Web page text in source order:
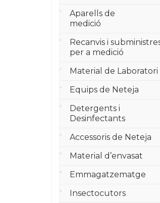
Aparells de
medició
Recanvis i
per a medició
Material de Laboratori
Equips de Neteja
Detergents i
Desinfectants
Accessoris de Neteja
Material d’envasat
Emmagatzematge
Insectocutors